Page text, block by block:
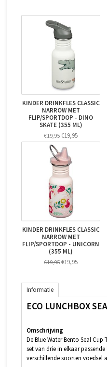
KINDER DRINKFLES CLASSIC
NARROW MET
FLIP/SPORTDOP - DINO
SKATE (355 ML)
€19,95 €19,95
KINDER DRINKFLES CLASSIC
NARROW MET
FLIP/SPORTDOP - UNICORN
(355 ML)
€19,95 €19,95
Informatie
ECO LUNCHBOX
Omschrijving
De Blue Water Bento Seal
set van drie in elkaar
verschillende soorten voedsel